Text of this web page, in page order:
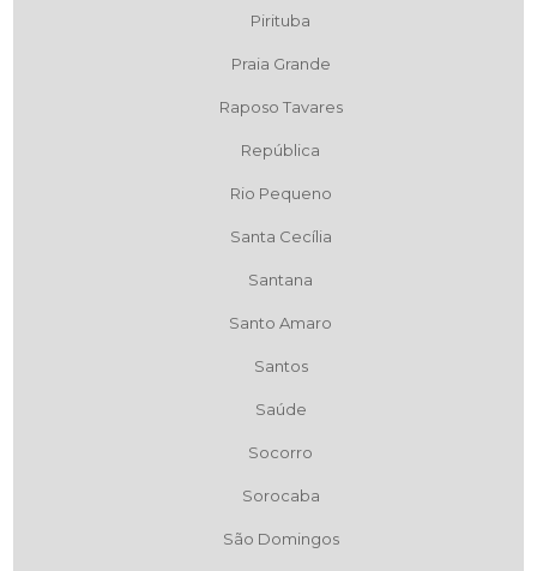
Pirituba
Praia Grande
Raposo Tavares
República
Rio Pequeno
Santa Cecília
Santana
Santo Amaro
Santos
Saúde
Socorro
Sorocaba
São Domingos